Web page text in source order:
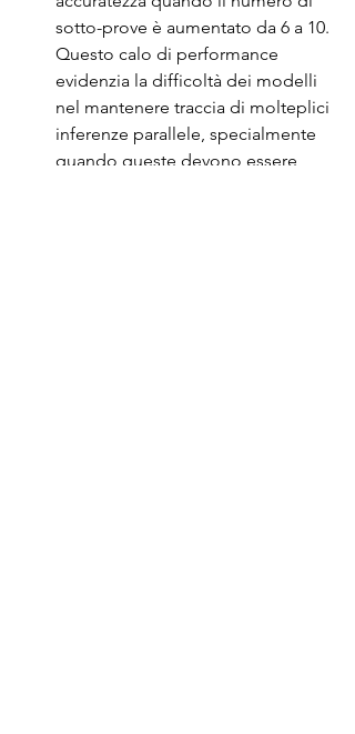
sotto-prove è aumentato da 6 a 10.
Questo calo di performance
evidenzia la difficoltà dei modelli
nel mantenere traccia di molteplici
inferenze parallele, specialmente
quando queste devono essere